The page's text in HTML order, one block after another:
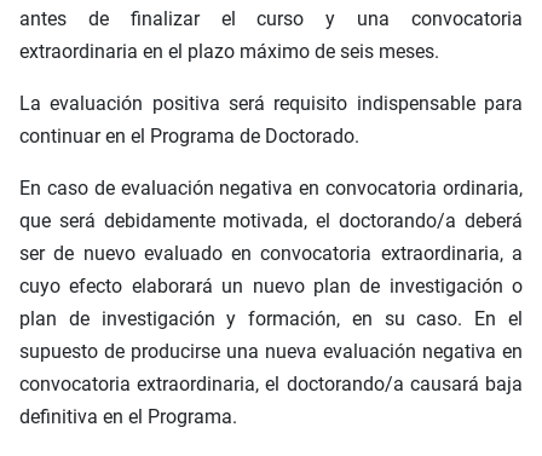
antes de finalizar el curso y una convocatoria
extraordinaria en el plazo máximo de seis meses.
La evaluación positiva será requisito indispensable para
continuar en el Programa de Doctorado.
En caso de evaluación negativa en convocatoria ordinaria,
que será debidamente motivada, el doctorando/a deberá
ser de nuevo evaluado en convocatoria extraordinaria, a
cuyo efecto elaborará un nuevo plan de investigación o
plan de investigación y formación, en su caso. En el
supuesto de producirse una nueva evaluación negativa en
convocatoria extraordinaria, el doctorando/a causará baja
definitiva en el Programa.